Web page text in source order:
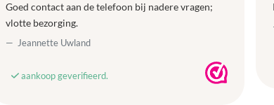
Goed contact aan de telefoon bij nadere vragen;
vlotte bezorging.
Jeannette Uwland
aankoop geverifieerd.